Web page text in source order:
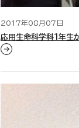
2017年08月07日
応用生命科学科1年生